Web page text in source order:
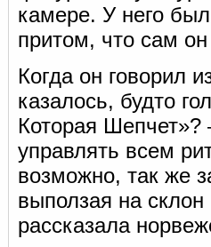
камере. У него
притом, что сам
Когда он говорил
казалось, будто
Которая
управлять всем
возможно, так же
выползая на
рассказала